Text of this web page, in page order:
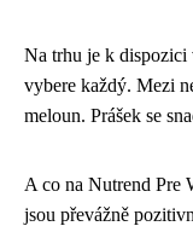
Na trhu je k dispozici
vybere každý. Mezi
meloun. Prášek se
A co na Nutrend Pre
jsou převážně